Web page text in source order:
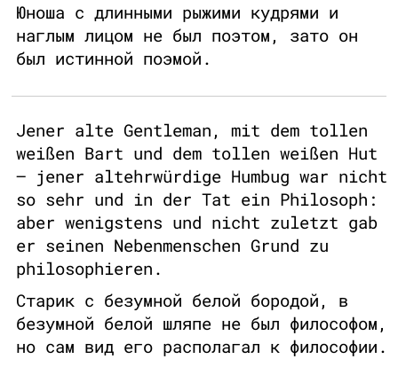
Юноша с длинными рыжими кудрями и
наглым лицом не был поэтом, зато он
был истинной поэмой.
Jener alte Gentleman, mit dem tollen
weißen Bart und dem tollen weißen Hut
– jener altehrwürdige Humbug war nicht
so sehr und in der Tat ein Philosoph:
aber wenigstens und nicht zuletzt gab
er seinen Nebenmenschen Grund zu
philosophieren.
Старик с безумной белой бородой, в
безумной белой шляпе не был философом,
но сам вид его располагал к философии.